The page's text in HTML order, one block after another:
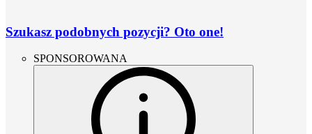
Szukasz podobnych pozycji? Oto one!
SPONSOROWANA